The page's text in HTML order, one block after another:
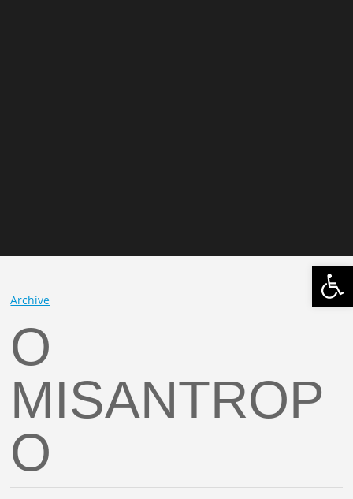
Archive
O
MISANTROP
O